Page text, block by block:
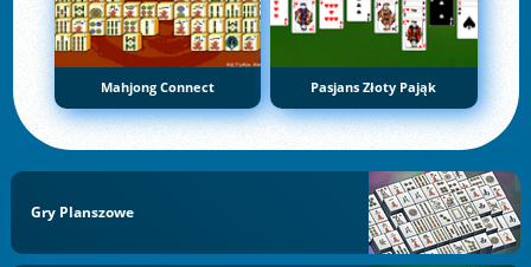
Mahjong Connect Pasjans Złoty Pająk
Gry Planszowe